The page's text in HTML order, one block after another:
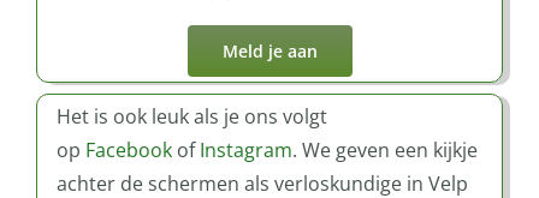
Meld je aan
Het is ook leuk als je ons volgt
op Facebook ofInstagram. We geven een kijkje
achter de schermen als verloskundige in Velp